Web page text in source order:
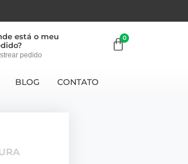
está o meu
pedido
BLOG CONTATO